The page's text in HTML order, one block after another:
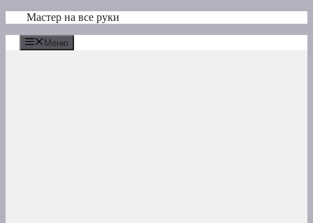
Перейти
содержимому
Мастер на все руки
Меню